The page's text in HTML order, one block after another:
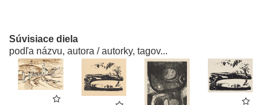
Súvisiace diela
podľa názvu, autora / autorky, tagov...